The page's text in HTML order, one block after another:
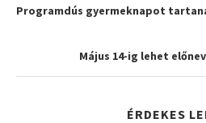
Programdús gyermeknapot
Május 14-ig lehet
ÉRDEKES